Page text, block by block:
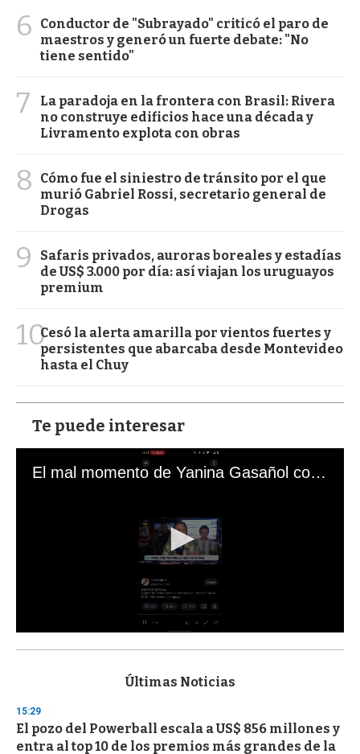
6
Conductor de "Subrayado" criticó el paro de
maestros y generó un fuerte debate: "No
tiene sentido"
7
La paradoja en la frontera con Brasil: Rivera
no construye edificios hace una década y
Livramento explota con obras
8
Cómo fue el siniestro de tránsito por el que
murió Gabriel Rossi, secretario general de
Drogas
9
Safaris privados, auroras boreales y estadías
de US$ 3.000 por día: así viajan los uruguayos
premium
10Cesó la alerta amarilla por vientos fuertes y
persistentes que abarcaba desde Montevideo
hasta el Chuy
Te puede interesar
El mal momento de Yanina Gasañol con un hincha argentino en "Subrayado"
s
d
s
o
Últimas Noticias
15:29
El pozo del Powerball escala a US$ 856 millones y
entra al top 10 de los premios más grandes de la